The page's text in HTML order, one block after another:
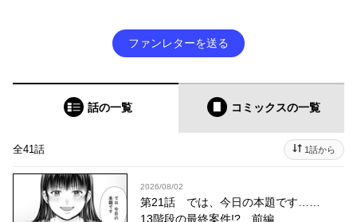
ファンレターを送る
話の一覧 コミックスの一覧
全41話 1話から
2026/08/02
第21話 では、今日の本題です……
13階段の最終案件!? 前編